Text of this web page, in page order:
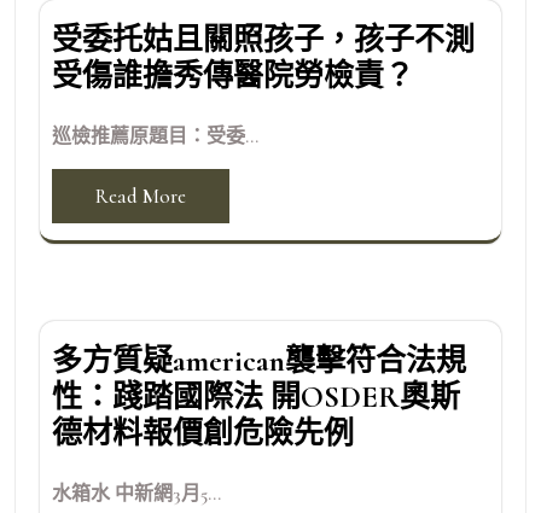
受委托姑且關照孩子，孩子不測
受傷誰擔秀傳醫院勞檢責？
巡檢推薦原題目：受委...
Read More
多方質疑american襲擊符合法規
性：踐踏國際法 開OSDER奧斯
德材料報價創危險先例
水箱水 中新網3月5...